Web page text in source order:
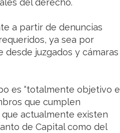
del derecho.
a partir de denuncias
ya sea por
juzgados y cámaras
es “totalmente objetivo e
que cumplen
actualmente existen
de Capital como del